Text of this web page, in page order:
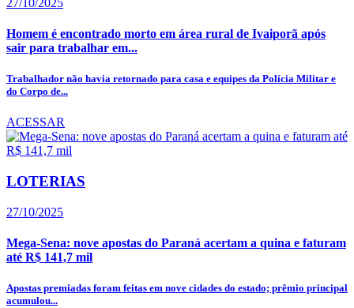
Homem é encontrado morto em área rural de Ivaiporã após
sair para trabalhar em...
Trabalhador não havia retornado para casa e equipes da Polícia Militar e
do Corpo de...
ACESSAR
LOTERIAS
27/10/2025
Mega-Sena: nove apostas do Paraná acertam a quina e faturam
até R$ 141,7 mil
Apostas premiadas foram feitas em nove cidades do estado; prêmio principal
acumulou...